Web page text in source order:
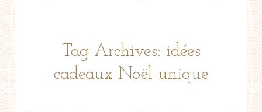
Tag Archives: idées
cadeaux Noël unique